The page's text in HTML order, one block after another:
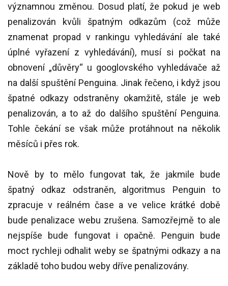
významnou změnou. Dosud platí, že pokud je web
penalizován kvůli špatným odkazům (což může
znamenat propad v rankingu vyhledávání ale také
úplné vyřazení z vyhledávání), musí si počkat na
obnovení „důvěry“ u googlovského vyhledávače až
na další spuštění Penguina. Jinak řečeno, i když jsou
špatné odkazy odstraněny okamžitě, stále je web
penalizován, a to až do dalšího spuštění Penguina.
Tohle čekání se však může protáhnout na několik
měsíců i přes rok.
Nově by to mělo fungovat tak, že jakmile bude
špatný odkaz odstraněn, algoritmus Penguin to
zpracuje v reálném čase a ve velice krátké době
bude penalizace webu zrušena. Samozřejmě to ale
nejspíše bude fungovat i opačně. Penguin bude
moct rychleji odhalit weby se špatnými odkazy a na
základě toho budou weby dříve penalizovány.